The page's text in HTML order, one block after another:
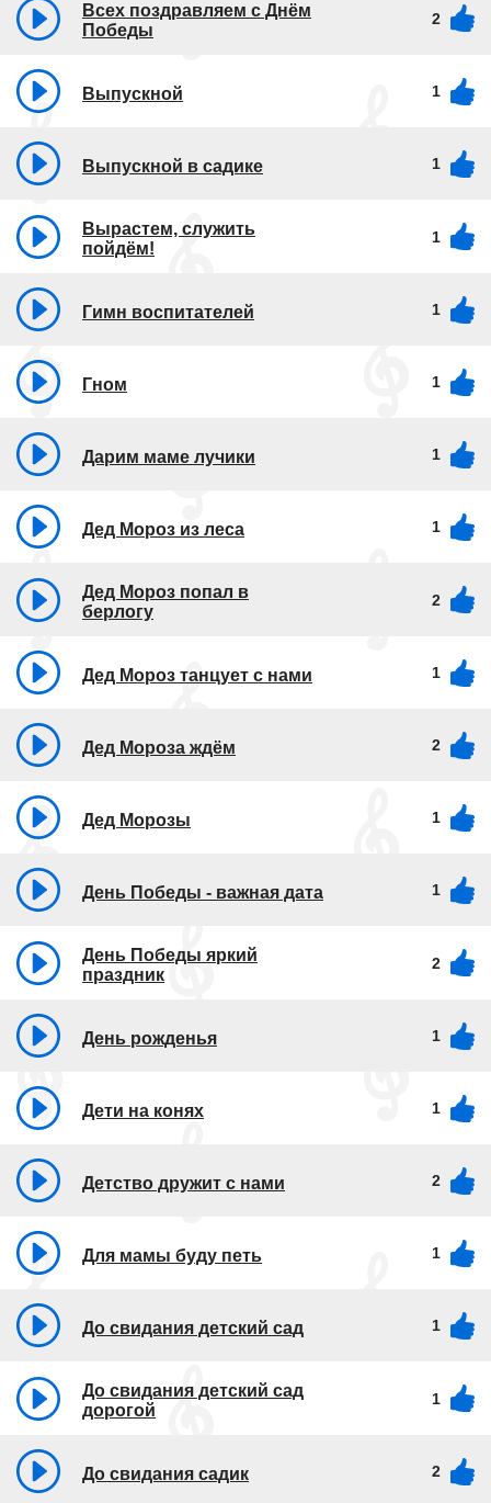
Всех поздравляем с Днём
Победы
2
Выпускной 1
Выпускной в садике 1
Вырастем, служить
пойдём!
1
Гимн воспитателей 1
Гном 1
Дарим маме лучики 1
Дед Мороз из леса 1
Дед Мороз попал в
берлогу
2
Дед Мороз танцует с нами 1
Дед Мороза ждём 2
Дед Морозы 1
День Победы - важная дата 1
День Победы яркий
праздник
2
День рожденья 1
Дети на конях 1
Детство дружит с нами 2
Для мамы буду петь 1
До свидания детский сад 1
До свидания детский сад
дорогой
1
До свидания садик 2